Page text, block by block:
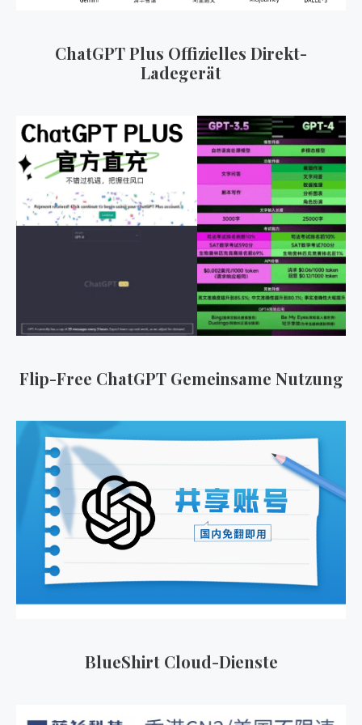
ChatGPT Plus Offizielles Direkt-
Ladegerät
Flip-Free ChatGPT Gemeinsame Nutzung
BlueShirt Cloud-Dienste